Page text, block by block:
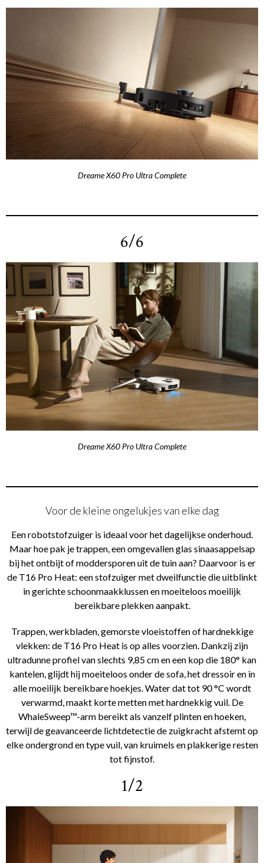
Dreame X60 Pro Ultra Complete
6/6
Dreame X60 Pro Ultra Complete
Voor de kleine ongelukjes van elke dag
Een robotstofzuiger is ideaal voor het dagelijkse onderhoud.
Maar hoe pak je trappen, een omgevallen glas sinaasappelsap
bij het ontbijt of moddersporen uit de tuin aan? Daarvoor is er
de T16 Pro Heat: een stofzuiger met dweilfunctie die uitblinkt
in gerichte schoonmaakklussen en moeiteloos moeilijk
bereikbare plekken aanpakt.
Trappen, werkbladen, gemorste vloeistoffen of hardnekkige
vlekken: de T16 Pro Heat is op alles voorzien. Dankzij zijn
ultradunne profiel van slechts 9,85 cm en een kop die 180° kan
kantelen, glijdt hij moeiteloos onder de sofa, het dressoir en in
alle moeilijk bereikbare hoekjes. Water dat tot 90 °C wordt
verwarmd, maakt korte metten met hardnekkig vuil. De
WhaleSweep™-arm bereikt als vanzelf plinten en hoeken,
terwijl de geavanceerde lichtdetectie de zuigkracht afstemt op
elke ondergrond en type vuil, van kruimels en plakkerige resten
tot fijnstof.
1/2